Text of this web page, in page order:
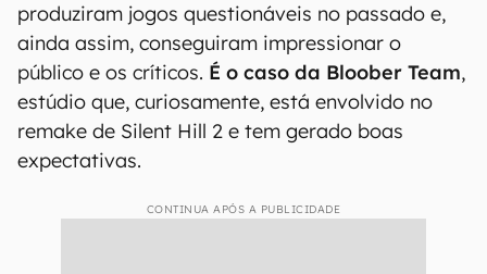
produziram jogos questionáveis no passado e,
ainda assim, conseguiram impressionar o
público e os críticos. É o caso da Bloober Team,
estúdio que, curiosamente, está envolvido no
remake de Silent Hill 2 e tem gerado boas
expectativas.
CONTINUA APÓS A PUBLICIDADE